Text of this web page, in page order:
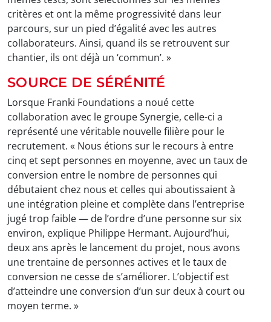
critères et ont la même progressivité dans leur
parcours, sur un pied d’égalité avec les autres
collaborateurs. Ainsi, quand ils se retrouvent sur
chantier, ils ont déjà un ‘commun’. »
SOURCE DE SÉRÉNITÉ
Lorsque Franki Foundations a noué cette
collaboration avec le groupe Synergie, celle-ci a
représenté une véritable nouvelle filière pour le
recrutement. « Nous étions sur le recours à entre
cinq et sept personnes en moyenne, avec un taux de
conversion entre le nombre de personnes qui
débutaient chez nous et celles qui aboutissaient à
une intégration pleine et complète dans l’entreprise
jugé trop faible — de l’ordre d’une personne sur six
environ, explique Philippe Hermant. Aujourd’hui,
deux ans après le lancement du projet, nous avons
une trentaine de personnes actives et le taux de
conversion ne cesse de s’améliorer. L’objectif est
d’atteindre une conversion d’un sur deux à court ou
moyen terme. »